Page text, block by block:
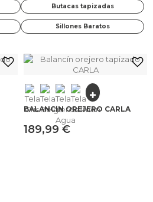
Butacas tapizadas
Sillones Baratos
BALANCÍN OREJERO CARLA
189,99 €